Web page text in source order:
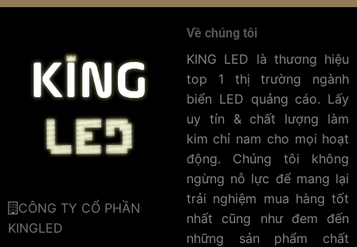
Cường lực và bền bỉ :
Bảng LED được làm từ kính
cường lực chất lượng cao, giúp chống chịu va đập
mạnh và các yếu tố thời tiết khắc nghiệt. Điều này
đảm bảo bảng LED hoạt động liên tục và bền bỉ trong
thời gian dài, tiết kiệm chi phí bảo trì và thay thế. Sự
bền bỉ này giúp doanh nghiệp duy trì hiệu suất quảng
cáo ổn định, không bị gián đoạn do hư hỏng.
CÔNG TY CỔ PHẦN
KINGLED
Về chúng tôi
KING LED là thương hiệu
top 1 thị trường ngành
biển LED quảng cáo. Lấy
uy tín & chất lượng làm
kim chỉ nam cho mọi hoạt
động. Chúng tôi không
ngừng nỗ lực để mang lại
trải nghiệm mua hàng tốt
nhất cũng như đem đến
những sản phẩm chất